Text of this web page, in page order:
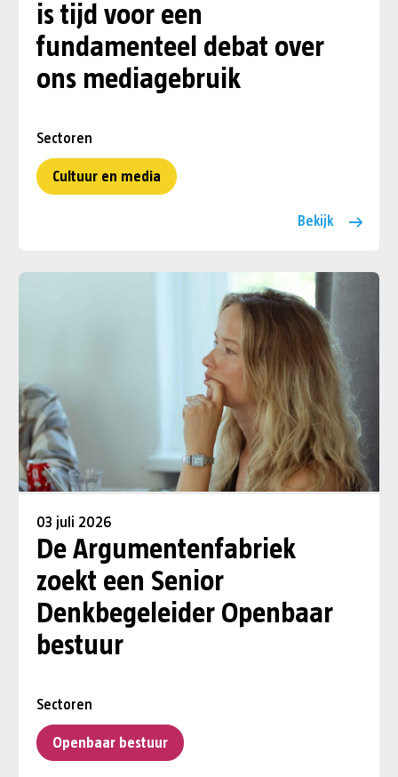
is tijd voor een
fundamenteel debat over
ons mediagebruik
Sectoren
Cultuur en media
Bekijk
03 juli 2026
De Argumentenfabriek
zoekt een Senior
Denkbegeleider Openbaar
bestuur
Sectoren
Openbaar bestuur